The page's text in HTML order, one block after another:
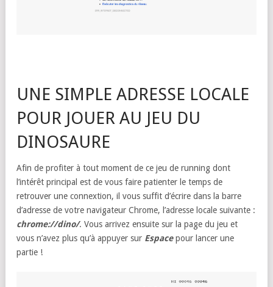
UNE SIMPLE ADRESSE LOCALE
POUR JOUER AU JEU DU
DINOSAURE
Afin de profiter à tout moment de ce jeu de running dont
l’intérêt principal est de vous faire patienter le temps de
retrouver une connextion, il vous suffit d’écrire dans la barre
d’adresse de votre navigateur Chrome, l’adresse locale suivante :
chrome://dino/. Vous arrivez ensuite sur la page du jeu et
vous n’avez plus qu’à appuyer sur Espacepour lancer une
partie !